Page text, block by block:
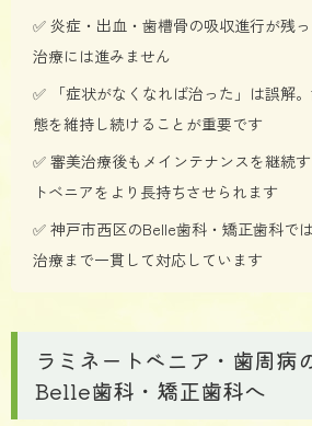
✅ 炎症・出血・歯槽骨の吸収進行が残
治療には進みません
✅ 「症状がなくなれば治った」は誤解
態を維持し続けることが重要です
✅ 審美治療後もメインテナンスを継続
トベニアをより長持ちさせられます
✅ 神戸市西区のBelle歯科・矯正歯科で
治療まで一貫して対応しています
ラミネートベニア・歯周病
Belle歯科・矯正歯科へ